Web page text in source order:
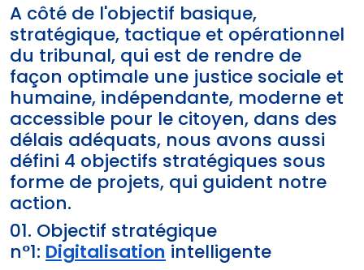
A côté de l'objectif basique,
stratégique, tactique et opérationnel
du tribunal, qui est de rendre de
façon optimale une justice sociale et
humaine, indépendante, moderne et
accessible pour le citoyen, dans des
délais adéquats, nous avons aussi
défini 4 objectifs stratégiques sous
forme de projets, qui guident notre
action.
01. Objectif stratégique
n°1: Digitalisation intelligente